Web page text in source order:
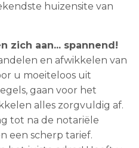
huizensite van
zich aan... spannend!
en afwikkelen van
u moeiteloos uit
gaan voor het
alles zorgvuldig af.
tot na de notariële
een scherp tarief.